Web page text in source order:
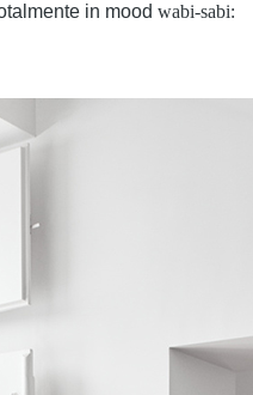
in mood wabi-sabi: